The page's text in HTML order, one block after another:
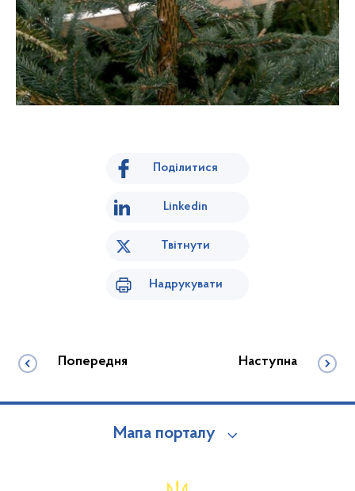
Поділитися
Linkedin
Твітнути
Надрукувати
Попередня Наступна
Мапа порталу